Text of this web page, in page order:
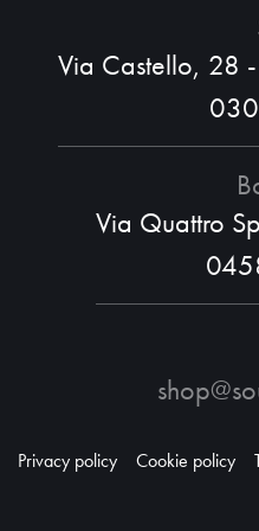
Via Castello, 28
Via Quattro
Privacy policy Cookie policy